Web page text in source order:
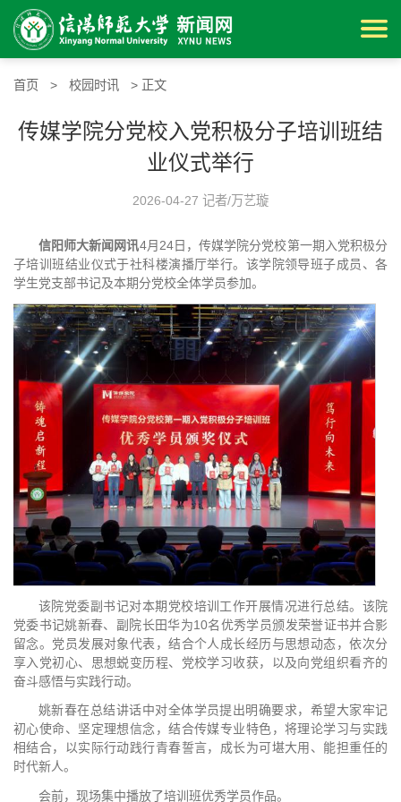
首页 > 校园时讯 > 正文
传媒学院分党校入党积极分子培训班结
业仪式举行
2026-04-27 记者/万艺璇
信阳师大新闻网讯4月24日，传媒学院分党校第一期入党积极分
子培训班结业仪式于社科楼演播厅举行。该学院领导班子成员、各
学生党支部书记及本期分党校全体学员参加。
该院党委副书记对本期党校培训工作开展情况进行总结。该院
党委书记姚新春、副院长田华为10名优秀学员颁发荣誉证书并合影
留念。党员发展对象代表，结合个人成长经历与思想动态，依次分
享入党初心、思想蜕变历程、党校学习收获，以及向党组织看齐的
奋斗感悟与实践行动。
姚新春在总结讲话中对全体学员提出明确要求，希望大家牢记
初心使命、坚定理想信念，结合传媒专业特色，将理论学习与实践
相结合，以实际行动践行青春誓言，成长为可堪大用、能担重任的
时代新人。
会前，现场集中播放了培训班优秀学员作品。